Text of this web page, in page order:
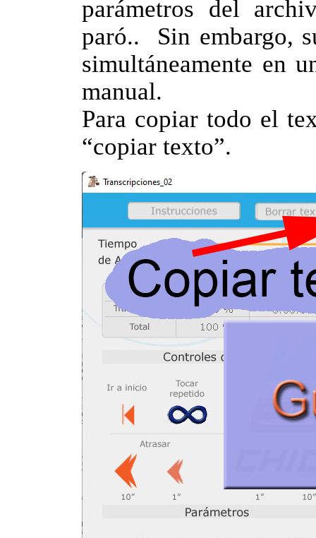
parámetros del
paró.. Sin embargo,
simultáneamente en
manual.
Para copiar todo el
“copiar texto”.